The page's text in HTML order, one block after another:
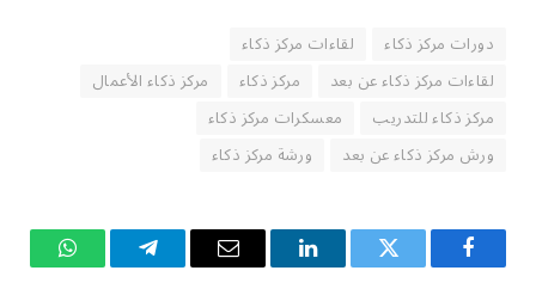
دورات مركز ذكاء
لقاءات مركز ذكاء
لقاءات مركز ذكاء عن بعد
مركز ذكاء
مركز ذكاء الأعمال
مركز ذكاء للتدريب
معسكرات مركز ذكاء
ورش مركز ذكاء عن بعد
ورشة مركز ذكاء
فيسبوك تويتر لينكدإن
البريد
تيلقرام واتساب